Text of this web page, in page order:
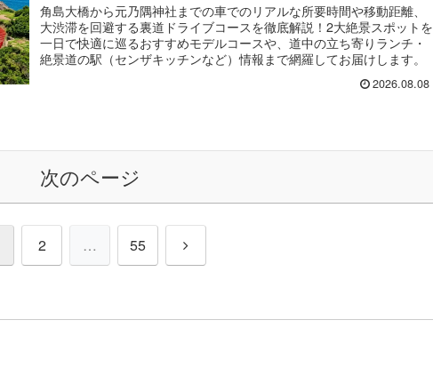
角島大橋から元乃隅神社までの車でのリアルな所要時間や移動距離、
大渋滞を回避する裏道ドライブコースを徹底解説！2大絶景スポットを
一日で快適に巡るおすすめモデルコースや、道中の立ち寄りランチ・
絶景道の駅（センザキッチンなど）情報まで網羅してお届けします。
2026.08.08
次のページ
2 … 55
次